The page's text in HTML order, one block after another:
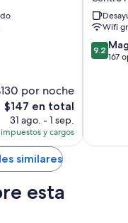
vía satélite
por noche
El
precio
actual
es
de
$147
$147 en total
31 ago. - 1 sep.
y cargos
del
Castello
Centro
histórico
de
Wifi
9.2
de
9.2
167
similares
esta